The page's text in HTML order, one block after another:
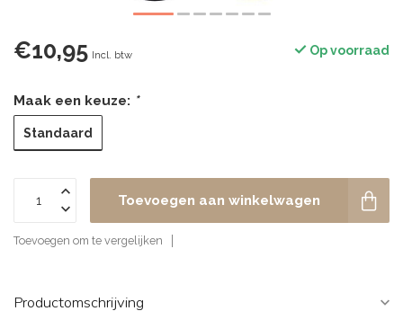
€10,95 Incl. btw Op voorraad
Maak een keuze: *
Standaard
Toevoegen aan winkelwagen
Toevoegen om te vergelijken
Productomschrijving